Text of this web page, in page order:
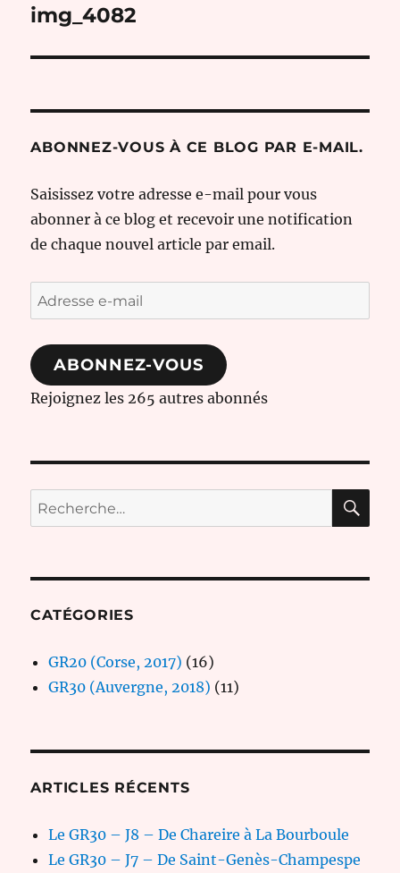
de
img_4082
ABONNEZ-VOUS À CE BLOG PAR E-MAIL.
Saisissez votre adresse e-mail pour vous
abonner à ce blog et recevoir une notification
de chaque nouvel article par email.
Adresse
e-
mail
ABONNEZ-VOUS
Rejoignez les 265 autres abonnés
Recherche
pour :
CATÉGORIES
GR20 (Corse, 2017) (16)
GR30 (Auvergne, 2018) (11)
ARTICLES RÉCENTS
Le GR30 – J8 – De Chareire à La Bourboule
Le GR30 – J7 – De Saint-Genès-Champespe